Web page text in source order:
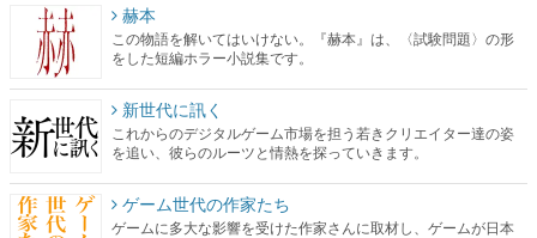
赫本
この物語を解いてはいけない。『赫本』は、〈試験問題〉の形
をした短編ホラー小説集です。
新世代に訊く
これからのデジタルゲーム市場を担う若きクリエイター達の姿
を追い、彼らのルーツと情熱を探っていきます。
ゲーム世代の作家たち
ゲームに多大な影響を受けた作家さんに取材し、ゲームが日本